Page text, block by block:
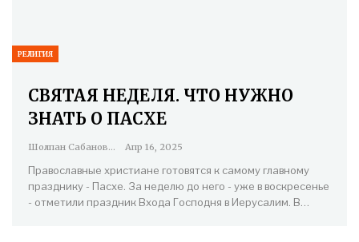
РЕЛИГИЯ
СВЯТАЯ НЕДЕЛЯ. ЧТО НУЖНО
ЗНАТЬ О ПАСХЕ
Шолпан Сабанова Апр 16, 2025
Православные христиане готовятся к самому главному
празднику - Пасхе. За неделю до него - уже в воскресенье
- отметили праздник Входа Господня в Иерусалим. В…